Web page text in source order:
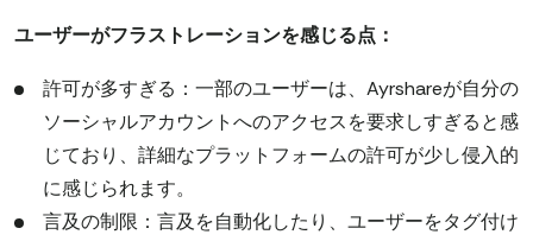
ユーザーがフラストレーションを感じる点：
許可が多すぎる：一部のユーザーは、Ayrshareが自分の
ソーシャルアカウントへのアクセスを要求しすぎると感
じており、詳細なプラットフォームの許可が少し侵入的
に感じられます。
言及の制限：言及を自動化したり、ユーザーをタグ付け